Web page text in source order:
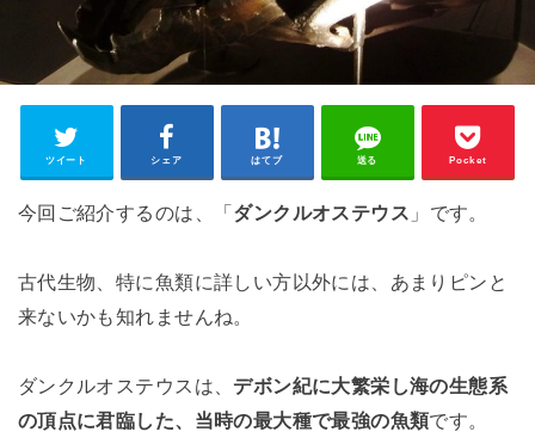
ツイート シェア はてブ 送る Pocket
今回ご紹介するのは、「ダンクルオステウス 」です。
古代生物、特に魚類に詳しい方以外には、あまりピンと
来ないかも知れませんね。
ダンクルオステウスは、 デボン紀に大繁栄し海の生態系
の頂点に君臨した、当時の最大種で最強の魚類です。